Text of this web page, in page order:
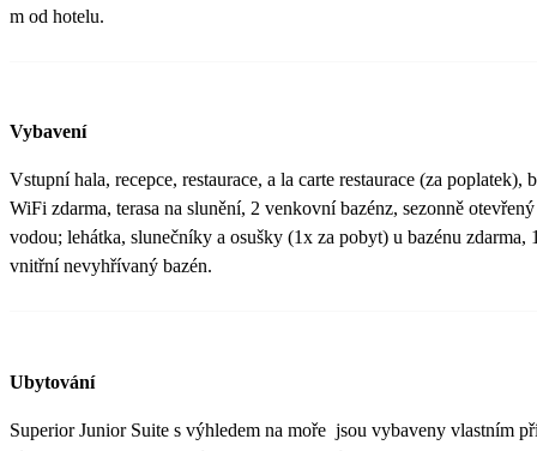
m od hotelu.
Vybavení
Vstupní hala, recepce, restaurace, a la carte restaurace (za poplatek),
WiFi zdarma, terasa na slunění, 2 venkovní bazénz, sezonně
vodou; lehátka, slunečníky a osušky (1x za pobyt) u bazénu
vnitřní nevyhřívaný bazén.
Ubytování
Superior Junior Suite s výhledem na moře jsou vybaveny vlastním